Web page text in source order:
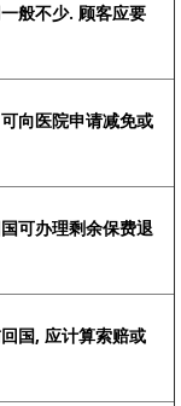
般不少. 顾客应要
向医院申请减免或
可办理剩余保费退
国, 应计算索赔或